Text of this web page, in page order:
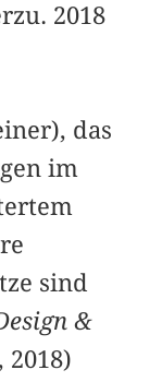
2018
das
im
sind
&
2018)